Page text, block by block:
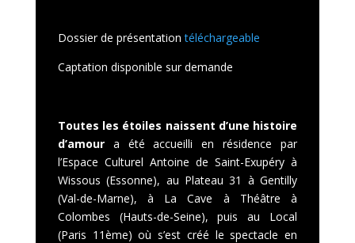
Dossier de présentationtéléchargeable
Captation disponible sur demande
Toutes les étoiles naissent d’une histoire
d’amoura été accueilli en résidence par
l’Espace Culturel Antoine de Saint-Exupéry à
Wissous (Essonne), au Plateau 31 à Gentilly
(Val-de-Marne), à La Cave à Théâtre à
Colombes (Hauts-de-Seine), puis au Local
(Paris 11ème) où s’est créé le spectacle en